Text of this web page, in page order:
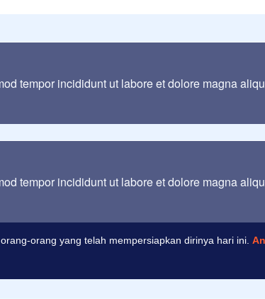
tempor incididunt ut labore et dolore magna
tempor incididunt ut labore et dolore magna
orang yang telah mempersiapkan dirinya hari ini.